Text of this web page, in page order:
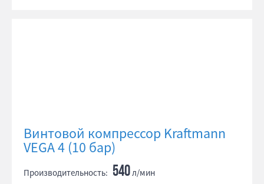
Винтовой компрессор Kraftmann
VEGA 4 (10 бар)
Производительность: 540л/мин